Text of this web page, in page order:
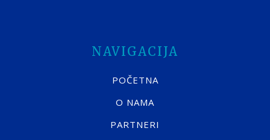
NAVIGACIJA
POČETNA
O NAMA
PARTNERI